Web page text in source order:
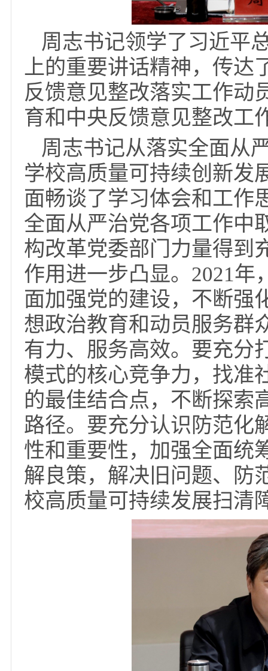
周志书记领学了习近
上的重要讲话精神，
反馈意见整改落实工
育和中央反馈意见整
周志书记从落实全面
学校高质量可持续创
面畅谈了学习体会和
全面从严治党各项工
构改革党委部门力量
作用进一步凸显。
面加强党的建设，不
想政治教育和动员服
有力、服务高效。要
模式的核心竞争力，
的最佳结合点，不断
路径。要充分认识防
性和重要性，加强全
解良策，解决旧问题